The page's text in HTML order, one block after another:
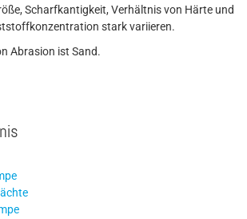
Scharfkantigkeit, Verhältnis von Härte und
stark variieren.
Abrasion ist Sand.